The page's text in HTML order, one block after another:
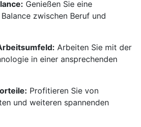
Genießen Sie eine
zwischen Beruf und
Arbeiten Sie mit der
in einer ansprechenden
Profitieren Sie von
und weiteren spannenden